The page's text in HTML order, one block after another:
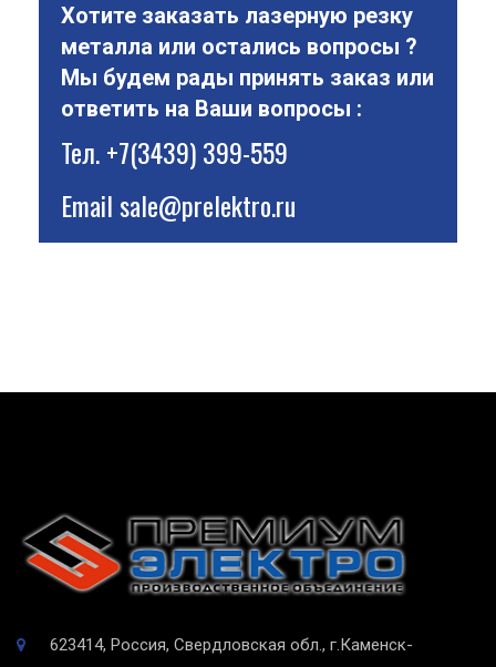
Хотите заказать лазерную резку
металла или остались вопросы ?
Мы будем рады принять заказ или
ответить на Ваши вопросы :
Тел.+7(3439) 399-559
Emailsale@prelektro.ru
623414, Россия, Свердловская обл., г.Каменск-